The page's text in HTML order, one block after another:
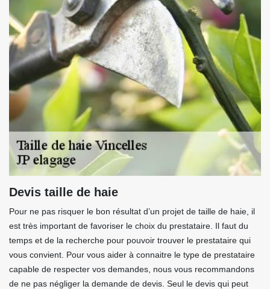
Devis taille de haie
Pour ne pas risquer le bon résultat d’un projet de taille de haie, il
est très important de favoriser le choix du prestataire. Il faut du
temps et de la recherche pour pouvoir trouver le prestataire qui
vous convient. Pour vous aider à connaitre le type de prestataire
capable de respecter vos demandes, nous vous recommandons
de ne pas négliger la demande de devis. Seul le devis qui peut